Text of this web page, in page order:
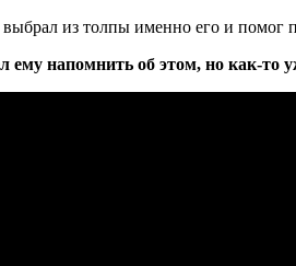
из толпы именно его и помог
ему напомнить об этом, но как-то